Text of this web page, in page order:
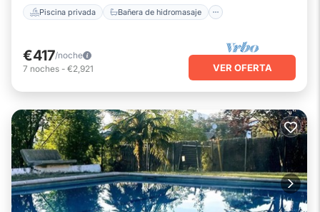
Piscina privada Bañera de hidromasaje
€417/noche
7 noches - €2,921 VER OFERTA